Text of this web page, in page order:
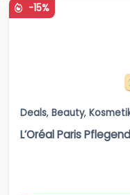
-15%
Deals, Beauty,
L’Oréal Paris